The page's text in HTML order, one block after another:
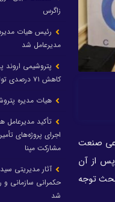
اجتماعی صنعت
پس از آن
بحث توجه
زاگرس
رئیس هیات
مدیرعامل شد
پتروشیمی اروند
کاهش ۷۱ درصدی تولید مواجه شد
هیات مدیره
تأکید
اجرای پروژه‌های
مشارکت مپنا
آثار مدیریتی
حکمرانی سازمانی و
شد